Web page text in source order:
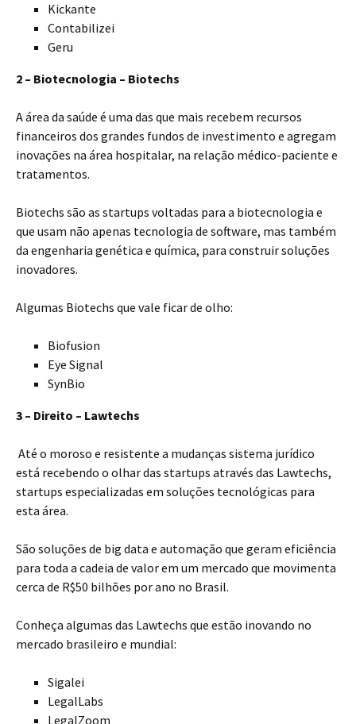
Kickante
Contabilizei
Geru
2 – Biotecnologia – Biotechs
A área da saúde é uma das que mais recebem recursos
financeiros dos grandes fundos de investimento e agregam
inovações na área hospitalar, na relação médico-paciente e
tratamentos.
Biotechs são as startups voltadas para a biotecnologia e
que usam não apenas tecnologia de software, mas também
da engenharia genética e química, para construir soluções
inovadores.
Algumas Biotechs que vale ficar de olho:
Biofusion
Eye Signal
SynBio
3 – Direito – Lawtechs
Até o moroso e resistente a mudanças sistema jurídico
está recebendo o olhar das startups através das Lawtechs,
startups especializadas em soluções tecnológicas para
esta área.
São soluções de big data e automação que geram eficiência
para toda a cadeia de valor em um mercado que movimenta
cerca de R$50 bilhões por ano no Brasil.
Conheça algumas das Lawtechs que estão inovando no
mercado brasileiro e mundial:
Sigalei
LegalLabs
LegalZoom